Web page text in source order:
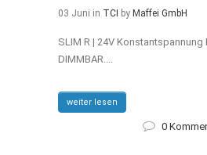
03 Juni in TCI by Maffei GmbH
SLIM R | 24V Konstantspannung
DIMMBAR....
weiter lesen
0